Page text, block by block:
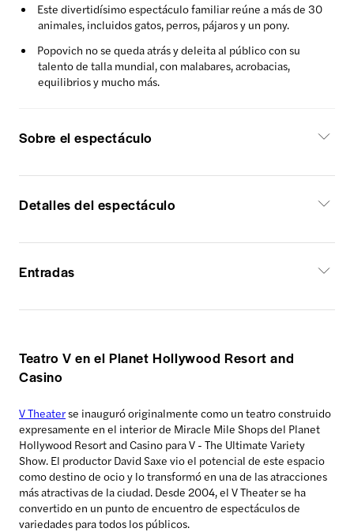
Este divertidísimo espectáculo familiar reúne a más de 30
animales, incluidos gatos, perros, pájaros y un pony.
Popovich no se queda atrás y deleita al público con su
talento de talla mundial, con malabares, acrobacias,
equilibrios y mucho más.
Sobre el espectáculo
Detalles del espectáculo
Entradas
Teatro V en el Planet Hollywood Resort and
Casino
V Theaterse inauguró originalmente como un teatro construido
expresamente en el interior de Miracle Mile Shops del Planet
Hollywood Resort and Casino para V - The Ultimate Variety
Show. El productor David Saxe vio el potencial de este espacio
como destino de ocio y lo transformó en una de las atracciones
más atractivas de la ciudad. Desde 2004, el V Theater se ha
convertido en un punto de encuentro de espectáculos de
variedades para todos los públicos.